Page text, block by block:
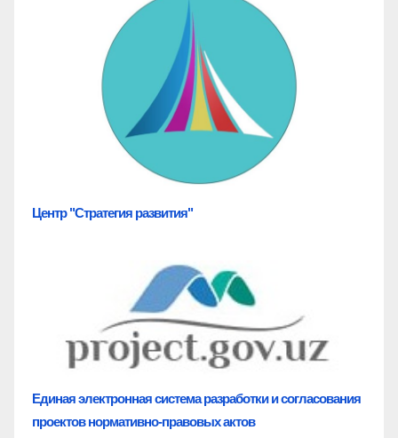
Центр "Стратегия развития"
Единая электронная система разработки и согласования
проектов нормативно-правовых актов